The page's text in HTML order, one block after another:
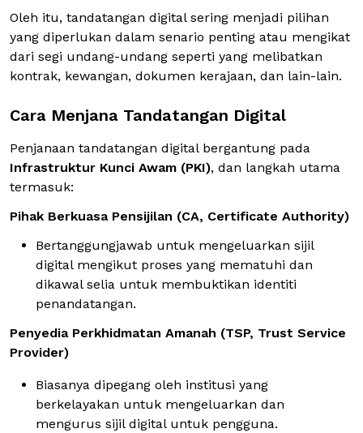
Oleh itu, tandatangan digital sering menjadi pilihan
yang diperlukan dalam senario penting atau mengikat
dari segi undang-undang seperti yang melibatkan
kontrak, kewangan, dokumen kerajaan, dan lain-lain.
Cara Menjana Tandatangan Digital
Penjanaan tandatangan digital bergantung pada
Infrastruktur Kunci Awam (PKI), dan langkah utama
termasuk:
Pihak Berkuasa Pensijilan (CA, Certificate Authority)
Bertanggungjawab untuk mengeluarkan sijil
digital mengikut proses yang mematuhi dan
dikawal selia untuk membuktikan identiti
penandatangan.
Penyedia Perkhidmatan Amanah (TSP, Trust Service
Provider)
Biasanya dipegang oleh institusi yang
berkelayakan untuk mengeluarkan dan
mengurus sijil digital untuk pengguna.